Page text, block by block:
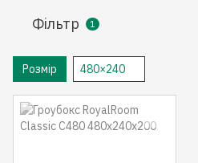
Фільтр 1
Розмір 480×240